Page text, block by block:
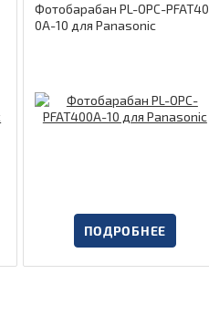
Фотобарабан PL-OPC-PFAT40
0A-10 для Panasonic
ПОДРОБНЕЕ